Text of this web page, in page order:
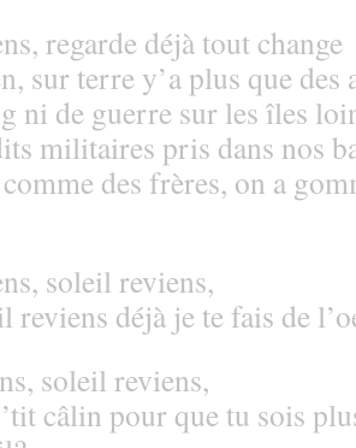
regarde déjà tout change
sur terre y’a plus que des
ni de guerre sur les îles
militaires pris dans nos
des frères, on a
soleil reviens,
reviens déjà je te fais de
soleil reviens,
câlin pour que tu sois